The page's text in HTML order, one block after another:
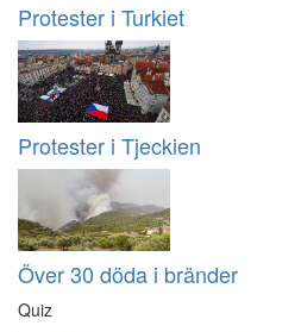
Protester i Turkiet
Protester i Tjeckien
Över 30 döda i bränder
Quiz